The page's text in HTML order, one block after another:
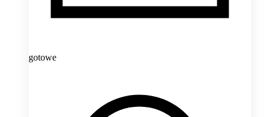
gotowe